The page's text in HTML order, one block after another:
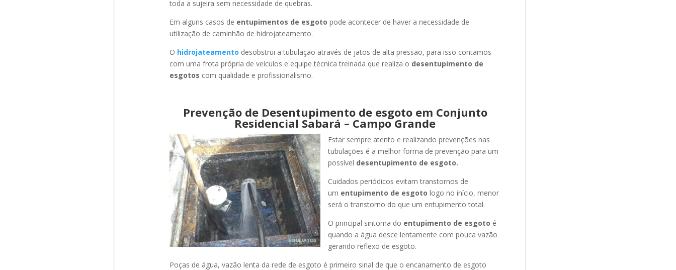
toda a sujeira sem necessidade de quebras.
Em alguns casos de entupimentos de esgoto pode acontecer de haver a necessidade de
utilização de caminhão de hidrojateamento.
O hidrojateamento desobstrui a tubulação através de jatos de alta pressão, para isso contamos
com uma frota própria de veículos e equipe técnica treinada que realiza o desentupimento de
esgotos com qualidade e profissionalismo.
Prevenção de Desentupimento de esgoto em Conjunto
Residencial Sabará – Campo Grande
Estar sempre atento e realizando prevenções nas
tubulações é a melhor forma de prevenção para um
possível desentupimento de esgoto.
Cuidados periódicos evitam transtornos de
um entupimento de esgoto logo no início, menor
será o transtorno do que um entupimento total.
O principal sintoma do entupimento de esgoto é
quando a água desce lentamente com pouca vazão
gerando reflexo de esgoto.
Poças de água, vazão lenta da rede de esgoto é primeiro sinal de que o encanamento de esgoto